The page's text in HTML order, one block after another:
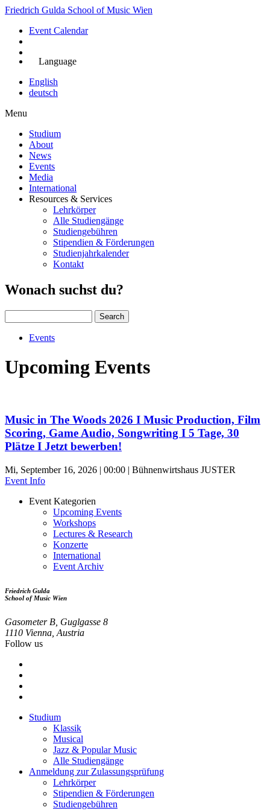
Skip
main
content
Friedrich Gulda School of Music Wien
Event Calendar
Language
English
deutsch
Menu
Main
navigation
Studium
About
News
Events
Media
International
Resources & Services
Lehrkörper
Alle Studiengänge
Studiengebühren
Stipendien & Förderungen
Studienjahrkalender
Kontakt
Wonach suchst du?
Events
Upcoming Events
Music in The Woods 2026 I Music Production, Film
Scoring, Game Audio, Songwriting I 5 Tage, 30
Plätze I Jetzt bewerben!
Mi, September 16, 2026 | 00:00 | Bühnenwirtshaus JUSTER
Event Info
Events
Event Kategorien
Upcoming Events
Workshops
Lectures & Research
Konzerte
International
Event Archiv
Friedrich Gulda
School of Music Wien
Gasometer B, Guglgasse 8
1110 Vienna, Austria
Follow us
Footer
Studium
Klassik
Musical
Jazz & Popular Music
Alle Studiengänge
Anmeldung zur Zulassungsprüfung
Lehrkörper
Stipendien & Förderungen
Studiengebühren